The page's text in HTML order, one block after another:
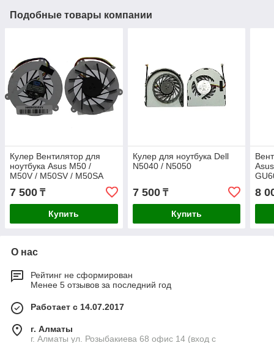
Подобные товары компании
Кулер Вентилятор для
ноутбука Asus M50 /
M50V / M50SV / M50SA
/ G50V / G50 / VX5 / G60
/ G60VX / X55
7 500 ₸
Купить
Кулер для ноутбука Dell
N5040 / N5050
7 500₸
Купить
8
О нас
Рейтинг не сформирован
Менее 5 отзывов за последний год
Работает с 14.07.2017
г. Алматы
г. Алматы ул. Розыбакиева 68 офис 14 (вход с